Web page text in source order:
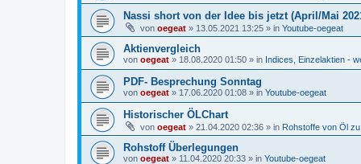
Nassi short von der Idee bis jetzt (April/Mai
von oegeat » 13.05.2021 13:25 » in Youtube-oegeat
Aktienvergleich
von oegeat » 18.08.2020 01:50 » in Indices, Einzelaktien -
PDF- Besprechung Sonntag
von oegeat » 17.06.2020 01:08 » in Youtube-oegeat
Historischer ÖLChart
von oegeat » 21.04.2020 02:36 » in Rohstoffe von Öl
Rohstoff Überlegungen
von oegeat » 11.04.2020 20:33 » in Youtube-oegeat